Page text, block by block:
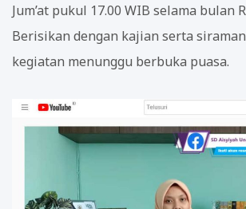
Jum’at pukul 17.00 WIB selama bulan
Berisikan dengan kajian serta
kegiatan menunggu berbuka puasa.